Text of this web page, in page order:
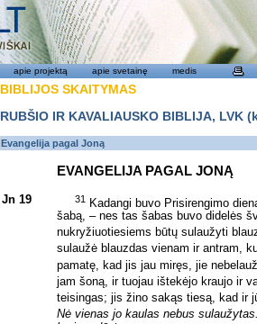
apie projektą apie svetainę medis
BIBLIJOS SKAITYMAS
RUBŠIO IR KAVALIAUSKO BIBLIJA,
Evangelija pagal Joną
EVANGELIJA PAGAL JONĄ
Jn 19 31
Kadangi buvo Prisirengimo
šabą, – nes tas šabas buvo didelės
nukryžiuotiesiems būtų sulaužyti
sulaužė blauzdas vienam ir antram,
pamatę, kad jis jau miręs, jie
jam šoną, ir tuojau ištekėjo kraujo ir
teisingas; jis žino sakąs tiesą, kad ir
Nė vienas jo kaulas nebus